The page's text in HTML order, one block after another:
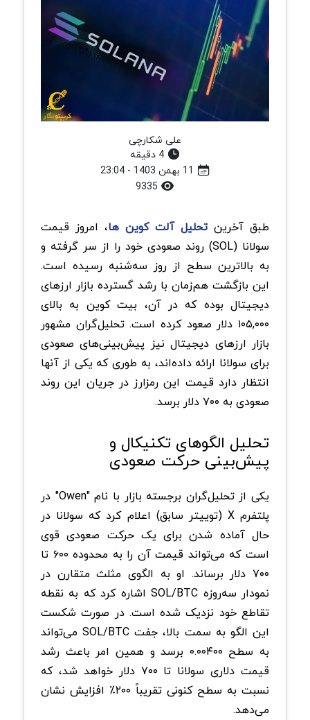
علی شکارچی
4 دقیقه
طبق آخرین تحلیل آلت کوین ها، امروز قیمت
سولانا (SOL) روند صعودی خود را از سر گرفته و
به بالاترین سطح از روز سه‌شنبه رسیده است.
این بازگشت هم‌زمان با رشد گسترده بازار ارزهای
دیجیتال بوده که در آن، بیت کوین به بالای
۱۰۵,۰۰۰ دلار صعود کرده است. تحلیل‌گران مشهور
بازار ارزهای دیجیتال نیز پیش‌بینی‌های صعودی
برای سولانا ارائه داده‌اند، به طوری که یکی از آنها
انتظار دارد قیمت این رمزارز در جریان این روند
صعودی به ۷۰۰ دلار برسد.
تحلیل الگوهای تکنیکال و
پیش‌بینی حرکت صعودی
یکی از تحلیل‌گران برجسته بازار با نام "Owen" در
پلتفرم X (توییتر سابق) اعلام کرد که سولانا در
حال آماده شدن برای یک حرکت صعودی قوی
است که می‌تواند قیمت آن را به محدوده ۶۰۰ تا
۷۰۰ دلار برساند. او به الگوی مثلث متقارن در
نمودار سه‌روزه SOL/BTC اشاره کرد که به نقطه
تقاطع خود نزدیک شده است. در صورت شکست
این الگو به سمت بالا، جفت SOL/BTC می‌تواند
به سطح ۰.۰۰۴۰۰ برسد و همین امر باعث رشد
قیمت دلاری سولانا تا ۷۰۰ دلار خواهد شد، که
نسبت به سطح کنونی تقریباً ۲۰۰٪ افزایش نشان
می‌دهد.